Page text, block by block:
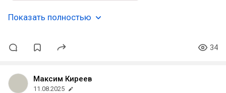
Показать полностью
34
Максим Киреев
11.08.2025